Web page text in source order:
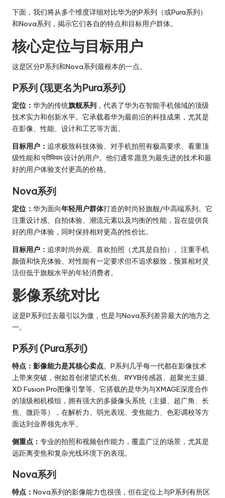
下面，我们将从多个维度详细对比华为的P系列（或Pura系列）
和Nova系列，揭示它们各自的特点和目标用户群体。
核心定位与目标用户
这是区分P系列和Nova系列最根本的一点。
P系列 (现更名为Pura系列)
定位： 华为的传统旗舰系列 ，代表了华为在智能手机领域的顶级
技术实力和创新水平。它承载着华为最前沿的科技成果，尤其是
在影像、性能、设计和工艺等方面。
目标用户： 追求极致科技体验、对手机拍照有极高要求、看重顶
级性能和 प्रीमियम 设计的用户。他们通常愿意为最先进的技术和最
好的用户体验支付更高的价格。
Nova系列
定位： 华为面向年轻用户群体打造的时尚轻旗舰/中高端系列。它
注重设计感、自拍体验、潮流元素以及均衡的性能，旨在提供良
好的用户体验，同时保持相对更高的性价比。
目标用户： 追求时尚外观、喜欢拍照（尤其是自拍）、注重手机
颜值和快充体验、对性能有一定要求但不追求极致，预算相对灵
活但低于旗舰水平的年轻消费者。
影像系统对比
这是P系列过去最引以为傲，也是与Nova系列差异最大的地方之
一。
P系列 (Pura系列)
特点： 影像能力是其核心卖点。P系列几乎每一代都在影像技术
上带来突破，例如首创潜望式长焦、RYYB传感器、超聚光主摄、
XD Fusion Pro图像引擎等。它搭载的是华为与XMAGE深度合作
的顶级相机模组，拥有强大的多摄像头系统（主摄、超广角、长
焦、微距等），在解析力、弱光表现、变焦能力、色彩调校等方
面达到业界领先水平。
侧重点： 专业的拍照和视频创作能力，覆盖广泛的场景，尤其是
远距离变焦和复杂光线环境下的表现。
Nova系列
特点： Nova系列的影像能力也很强，但在定位上与P系列有所区